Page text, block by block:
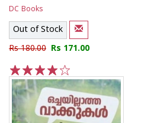
DC Books
Out of Stock
Rs 180.00 Rs 171.00
5
4
3
2
1